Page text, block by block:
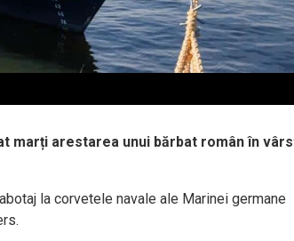
marți arestarea unui bărbat român în
la corvetele navale ale Marinei germane